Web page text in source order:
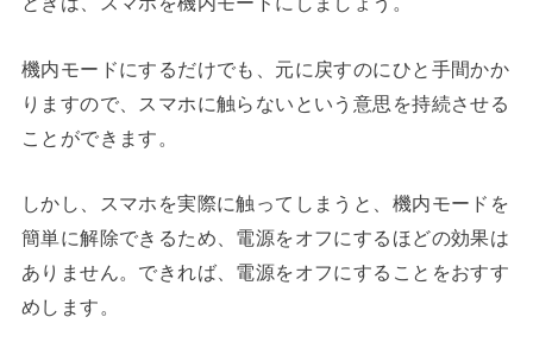
機内モードにするだけでも、元に戻すのにひと手間かか
りますので、スマホに触らないという意思を持続させる
ことができます。
しかし、スマホを実際に触ってしまうと、機内モードを
簡単に解除できるため、電源をオフにするほどの効果は
ありません。できれば、電源をオフにすることをおすす
めします。